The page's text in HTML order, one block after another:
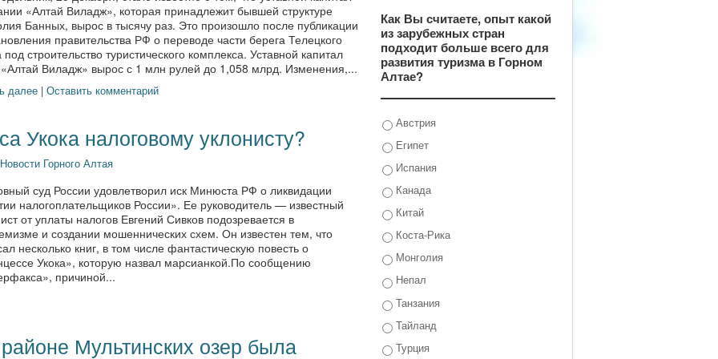
«Алтай Виладж», которая принадлежит бывшей структуре
Банных, вырос в тысячу раз. Это произошло после публикации
правительства РФ о переводе части берега Телецкого
под строительство туристического комплекса. Уставной капитал
Виладж» вырос с 1 млн рулей до 1,058 млрд. Изменения,...
далее | Оставить комментарий
Укока налоговому уклонисту?
Новости Горного Алтая
суд России удовлетворил иск Минюста РФ о ликвидации
налогоплательщиков России». Ее руководитель — известный
от уплаты налогов Евгений Сивков подозревается в
и создании мошеннических схем. Он известен тем, что
несколько книг, в том числе фантастическую повесть о
Укока», которую назвал марсианкой.По сообщению
причиной...
Мультинских озер была
Как Вы считаете, опыт какой
из зарубежных стран
подходит больше всего для
развития туризма в Горном
Алтае?
Австрия
Египет
Испания
Канада
Китай
Коста-Рика
Монголия
Непал
Танзания
Тайланд
Турция